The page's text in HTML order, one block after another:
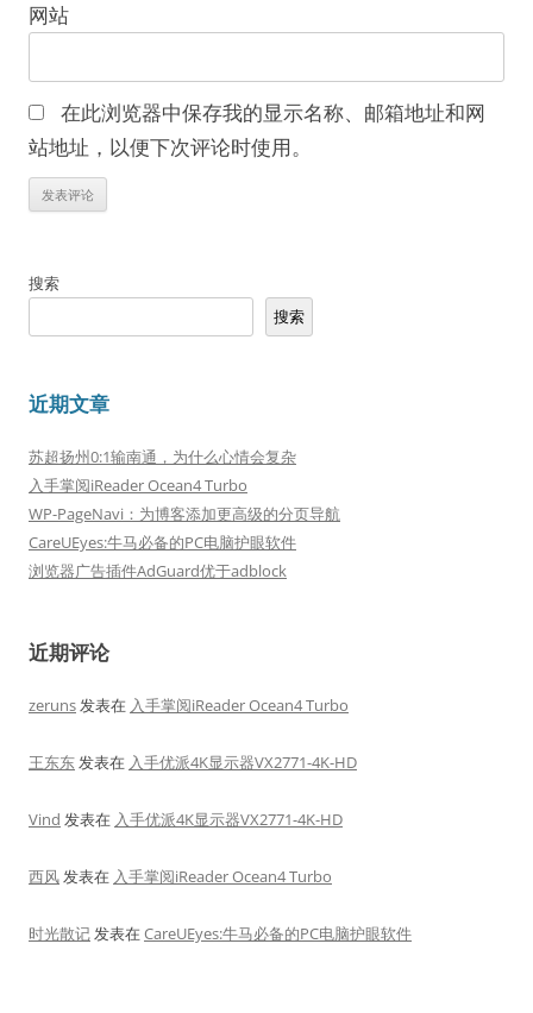
网站
在此浏览器中保存我的显示名称、邮箱地址和网
站地址，以便下次评论时使用。
搜索
搜索
近期文章
苏超扬州0:1输南通，为什么心情会复杂
入手掌阅iReader Ocean4 Turbo
WP-PageNavi：为博客添加更高级的分页导航
CareUEyes:牛马必备的PC电脑护眼软件
浏览器广告插件AdGuard优于adblock
近期评论
zeruns发表在 入手掌阅iReader Ocean4 Turbo
王东东发表在 入手优派4K显示器VX2771-4K-HD
Vind 发表在 入手优派4K显示器VX2771-4K-HD
西风发表在 入手掌阅iReader Ocean4 Turbo
时光散记发表在CareUEyes:牛马必备的PC电脑护眼软件